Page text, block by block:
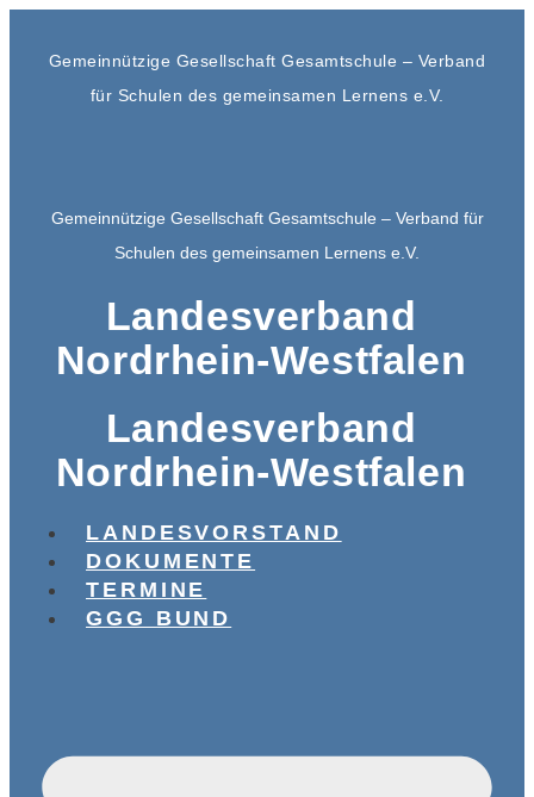
Gemeinnützige Gesellschaft Gesamtschule – Verband
für Schulen des gemeinsamen Lernens e.V.
Gemeinnützige Gesellschaft Gesamtschule – Verband für
Schulen des gemeinsamen Lernens e.V.
Landesverband
Nordrhein-Westfalen
Landesverband
Nordrhein-Westfalen
LANDESVORSTAND
DOKUMENTE
TERMINE
GGG BUND